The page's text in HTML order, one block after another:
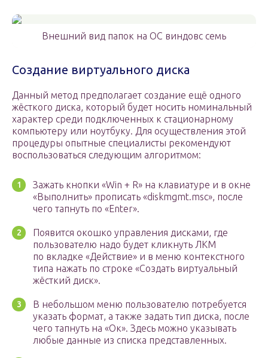
Внешний вид папок на ОС виндовс семь
Создание виртуального диска
Данный метод предполагает создание ещё одного
жёсткого диска, который будет носить номинальный
характер среди подключенных к стационарному
компьютеру или ноутбуку. Для осуществления этой
процедуры опытные специалисты рекомендуют
воспользоваться следующим алгоритмом:
Зажать кнопки «Win + R» на клавиатуре и в окне
«Выполнить» прописать «diskmgmt.msc», после
чего тапнуть по «Enter».
Появится окошко управления дисками, где
пользователю надо будет кликнуть ЛКМ
по вкладке «Действие» и в меню контекстного
типа нажать по строке «Создать виртуальный
жёсткий диск».
В небольшом меню пользователю потребуется
указать формат, а также задать тип диска, после
чего тапнуть на «Ок». Здесь можно указывать
любые данные из списка представленных.